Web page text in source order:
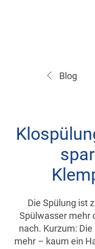
Blog
Die Spülung ist
Spülwasser mehr
nach. Kurzum:
mehr – kaum ein